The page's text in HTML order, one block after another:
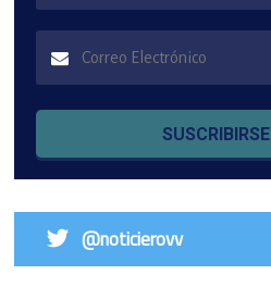
SUSCRIBIRSE
@noticierovv